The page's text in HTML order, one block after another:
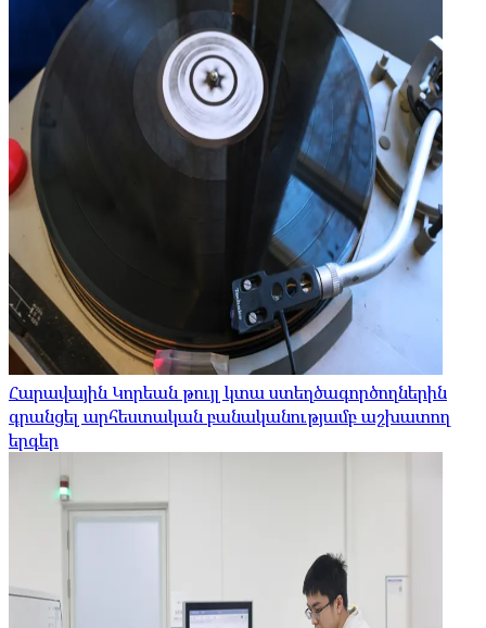
Հարավային Կորեան թույլ կտա ստեղծագործողներին
գրանցել արհեստական ​​բանականությամբ աշխատող
երգեր